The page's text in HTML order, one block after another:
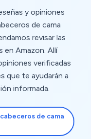
y opiniones
de cama
revisar las
en Amazon. Allí
verificadas
que te ayudarán a
informada.
de cama